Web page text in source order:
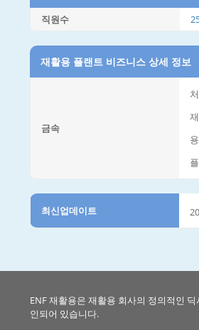
직원수
재활용 플랜트 비즈니스 상세 정보
금속
최신업데이트
ENF 재활용은 재활용 회사의 정의적인
인되어 있습니다.